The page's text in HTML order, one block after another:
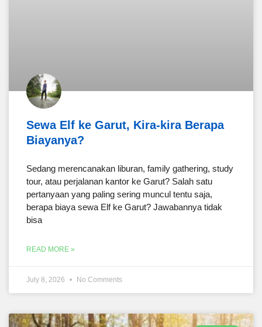
Sewa Elf ke Garut, Kira-kira Berapa
Biayanya?
Sedang merencanakan liburan, family gathering, study
tour, atau perjalanan kantor ke Garut? Salah satu
pertanyaan yang paling sering muncul tentu saja,
berapa biaya sewa Elf ke Garut? Jawabannya tidak
bisa
READ MORE »
July 8, 2026 No Comments